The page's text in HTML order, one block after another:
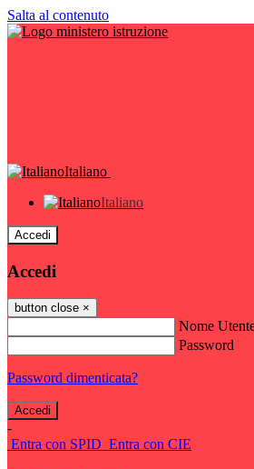
Salta al contenuto
Italiano
Italiano
Accedi
Accedi
button close ×
Nome
Password
Password dimenticata?
-
Entra con SPID Entra con CIE